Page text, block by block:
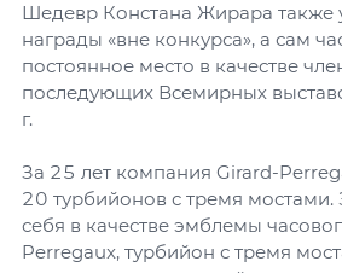
Шедевр Констана Жирара также
награды «вне конкурса», а сам
постоянное место в качестве
последующих Всемирных
г.
За 25 лет компания Girard-
20 турбийонов с тремя
себя в качестве эмблемы
Perregaux, турбийон с тремя